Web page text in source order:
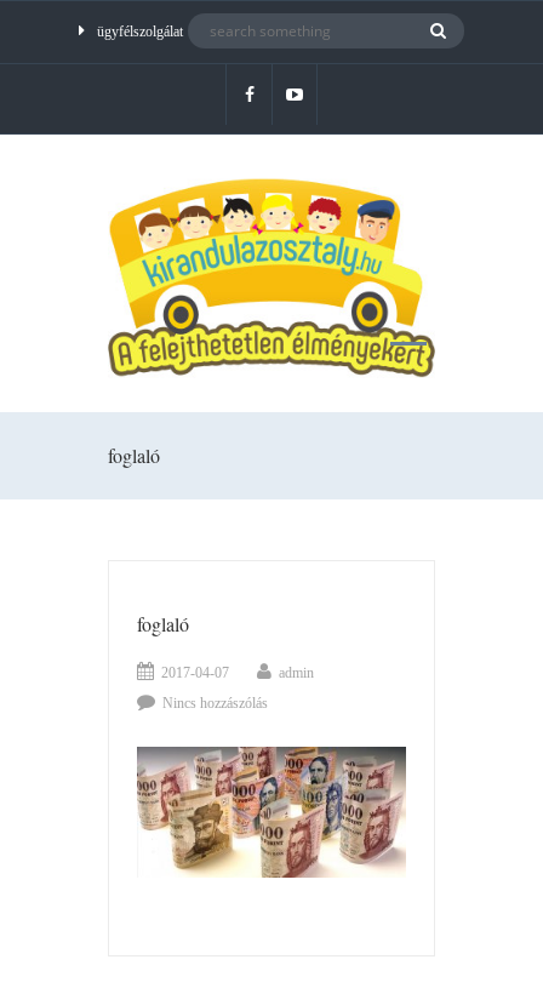
ügyfélszolgálat
foglaló
foglaló
2017-04-07
admin
Nincs hozzászólás